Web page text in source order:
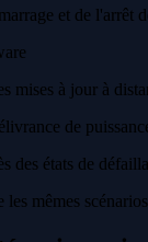
et de l'arrêt
mises à jour à
de
des états de
mêmes